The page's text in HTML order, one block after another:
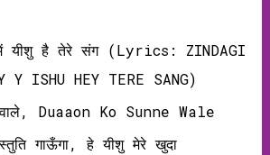
यीशु है तेरे संग (Lyrics: ZINDAGI
Y ISHU HEY TERE SANG)
Duaaon Ko Sunne Wale
गाऊँगा, हे यीशु मेरे खुदा